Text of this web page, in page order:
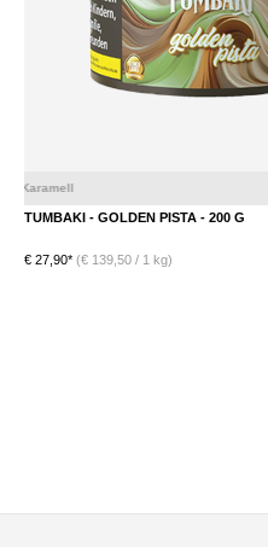
TUMBAKI - GOLDEN PISTA - 200 G
€ 27,90* (€ 139,50 / 1 kg)